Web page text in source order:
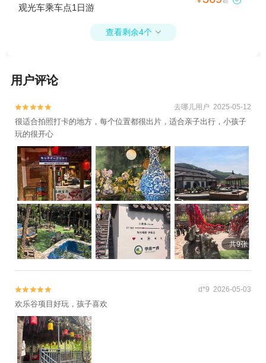
观光车乘车点1日游
查看剩余4个 
用户评论

 去哪儿用户 2025-05-12
很适合拍照打卡的地方，每个位置都很出片，适合亲子出行，小孩子
玩的很开心
共9张

 d*9 2026-05-03
欢乐谷项目好玩，孩子喜欢